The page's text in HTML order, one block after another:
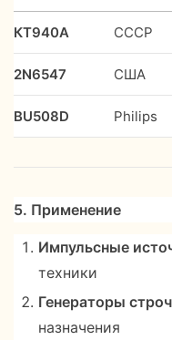
КТ940А СССР
2N6547 США
BU508D Philips
5. Применение
Импульсные
техники
Генераторы
назначения